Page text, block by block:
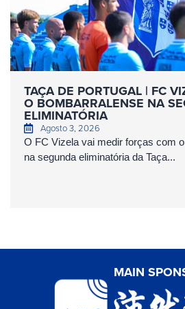
TAÇA DE PORTUGAL | FC
O BOMBARRALENSE NA
ELIMINATÓRIA
Agosto 3, 2026
O FC Vizela vai medir forças com
na segunda eliminatória da Taça...
MAIN